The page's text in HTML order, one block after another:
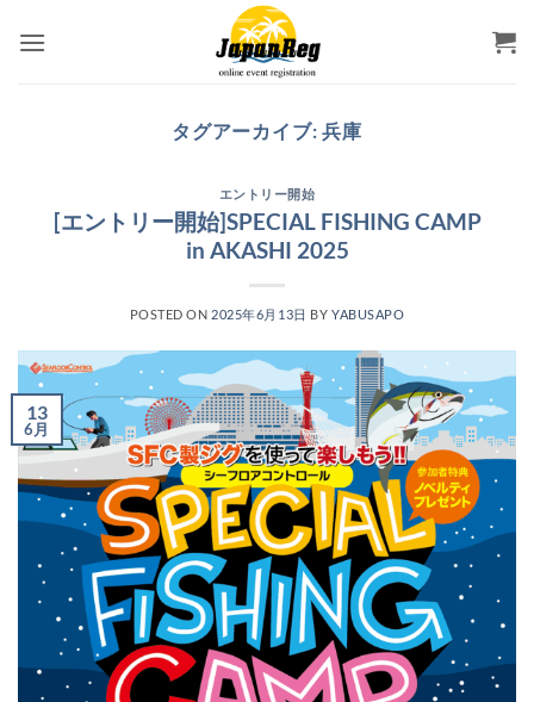
タグアーカイブ:兵庫
エントリー開始
[エントリー開始]SPECIAL FISHING CAMP
in AKASHI 2025
POSTED ON 2025年6月13日 BY YABUSAPO
13
6月